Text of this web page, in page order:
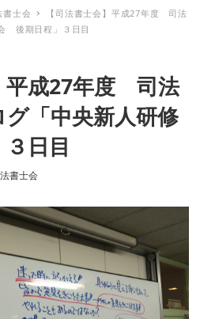
書士会
【司法書士会】平成27年度 司法
後期日程」３日目
平成27年度 司法
「中央新人研修
日目
リー
書士会